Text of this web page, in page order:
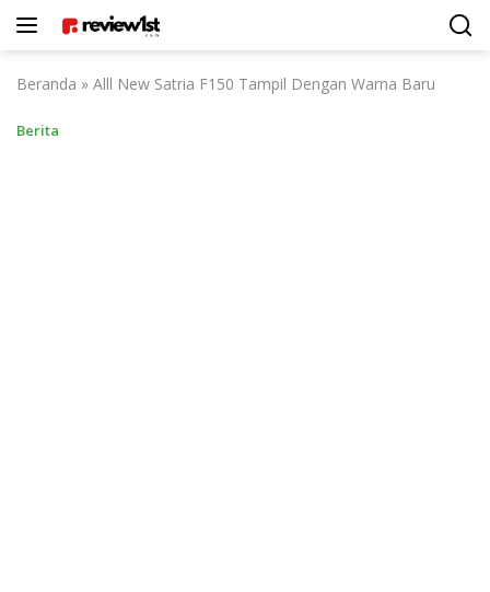
Beranda » Alll New Satria F150 Tampil Dengan Warna Baru
Berita